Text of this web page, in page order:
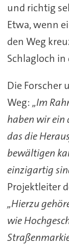
und richtig
Etwa, wenn
den Weg
Schlagloch
Die Forscher
Weg: „Im
haben wir ein
das die
bewältigen
einzigartig
Projektleiter
„Hierzu
wie